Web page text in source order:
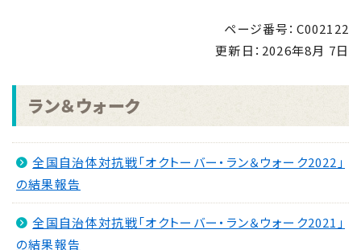
「里親制度説明会 ～『里親』ってなぁに～」のお知ら
「手のひらで南さつまを」フォトコンキャンペーンを実
2026.07.31
マイナンバーカード交付休日開庁日
2026.07.30
金峰ふるさと夏まつりの開催について
ページ番号：C002122
更新日： 2026年8月 7日
ラン＆ウォーク
全国自治体対抗戦「オクトーバー・ラン＆ウォーク2022」
の結果報告
全国自治体対抗戦「オクトーバー・ラン＆ウォーク2021」
の結果報告